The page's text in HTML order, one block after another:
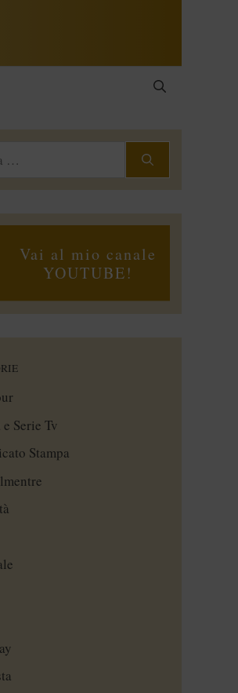
Vai al mio canale
YOUTUBE!
Serie Tv
Stampa